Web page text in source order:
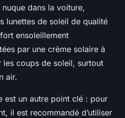
dans la voiture,
lunettes de soleil de qualité
ensoleillement
par une crème solaire à
coups de soleil, surtout
air.
est un autre point clé : pour
il est recommandé d’utiliser